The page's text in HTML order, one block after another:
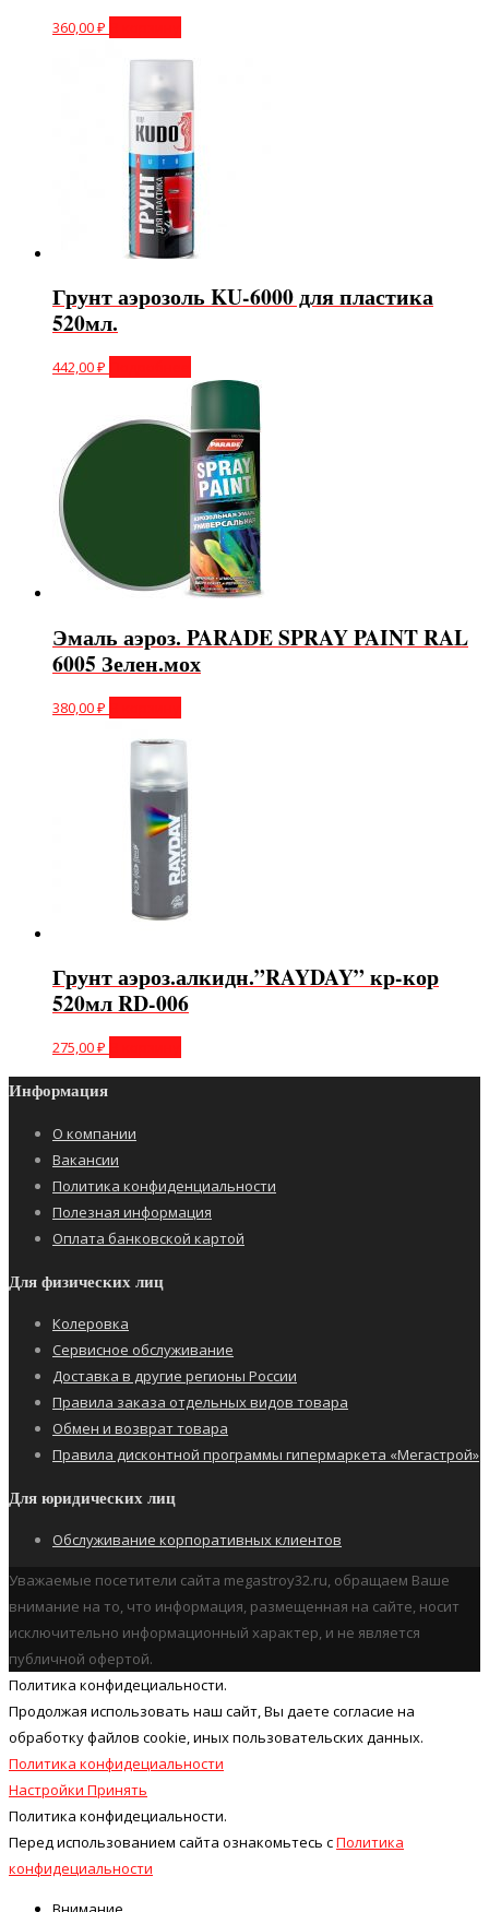
360,00₽
Грунт аэрозоль KU-6000 для пластика
520мл.
442,00₽
Эмаль аэроз. PARADE SPRAY PAINT RAL
6005 Зелен.мох
380,00₽
Грунт аэроз.алкидн.”RAYDAY” кр-кор
520мл RD-006
275,00₽
Информация
О компании
Вакансии
Политика конфиденциальности
Полезная информация
Оплата банковской картой
Для физических лиц
Колеровка
Сервисное обслуживание
Доставка в другие регионы России
Правила заказа отдельных видов товара
Обмен и возврат товара
Правила дисконтной программы гипермаркета «Мегастрой»
Для юридических лиц
Обслуживание корпоративных клиентов
Уважаемые посетители сайта megastroy32.ru, обращаем Ваше
внимание на то, что информация, размещенная на сайте, носит
исключительно информационный характер, и не является
публичной офертой.
Политика конфидециальности.
Продолжая использовать наш cайт, Вы даете согласие на
обработку файлов cookie, иных пользовательских данных.
Политика конфидециальности
Настройки Принять
Политика конфидециальности.
Перед использованием сайта ознакомьтесь сПолитика
конфидециальности